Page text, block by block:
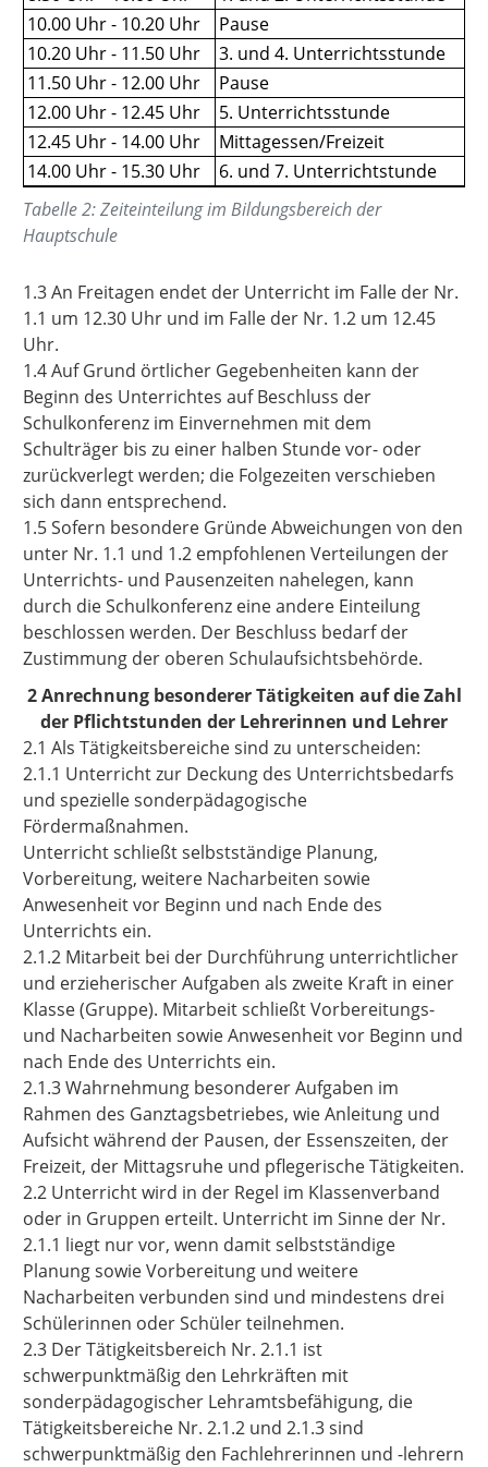
10.00 Uhr - 10.20 Uhr
Pause
10.20 Uhr - 11.50 Uhr
3. und 4. Unterrichtsstunde
11.50 Uhr - 12.00 Uhr
Pause
12.00 Uhr - 12.45 Uhr
5. Unterrichtsstunde
12.45 Uhr - 14.00 Uhr
Mittagessen/Freizeit
14.00 Uhr - 15.30 Uhr
6. und 7. Unterrichtstunde
Tabelle2:Zeiteinteilung im Bildungsbereich der
Hauptschule
1.3 An Freitagen endet der Unterricht im Falle der Nr.
1.1 um 12.30 Uhr und im Falle der Nr. 1.2 um 12.45
Uhr.
1.4 Auf Grund örtlicher Gegebenheiten kann der
Beginn des Unterrichtes auf Beschluss der
Schulkonferenz im Einvernehmen mit dem
Schulträger bis zu einer halben Stunde vor- oder
zurückverlegt werden; die Folgezeiten verschieben
sich dann entsprechend.
1.5 Sofern besondere Gründe Abweichungen von den
unter Nr. 1.1 und 1.2 empfohlenen Verteilungen der
Unterrichts- und Pausenzeiten nahelegen, kann
durch die Schulkonferenz eine andere Einteilung
beschlossen werden. Der Beschluss bedarf der
Zustimmung der oberen Schulaufsichtsbehörde.
2 Anrechnung besonderer Tätigkeiten auf die Zahl
der Pflichtstunden der Lehrerinnen und Lehrer
2.1 Als Tätigkeitsbereiche sind zu unterscheiden:
2.1.1 Unterricht zur Deckung des Unterrichtsbedarfs
und spezielle sonderpädagogische
Fördermaßnahmen.
Unterricht schließt selbstständige Planung,
Vorbereitung, weitere Nacharbeiten sowie
Anwesenheit vor Beginn und nach Ende des
Unterrichts ein.
2.1.2 Mitarbeit bei der Durchführung unterrichtlicher
und erzieherischer Aufgaben als zweite Kraft in einer
Klasse (Gruppe). Mitarbeit schließt Vorbereitungs-
und Nacharbeiten sowie Anwesenheit vor Beginn und
nach Ende des Unterrichts ein.
2.1.3 Wahrnehmung besonderer Aufgaben im
Rahmen des Ganztagsbetriebes, wie Anleitung und
Aufsicht während der Pausen, der Essenszeiten, der
Freizeit, der Mittagsruhe und pflegerische Tätigkeiten.
2.2 Unterricht wird in der Regel im Klassenverband
oder in Gruppen erteilt. Unterricht im Sinne der Nr.
2.1.1 liegt nur vor, wenn damit selbstständige
Planung sowie Vorbereitung und weitere
Nacharbeiten verbunden sind und mindestens drei
Schülerinnen oder Schüler teilnehmen.
2.3 Der Tätigkeitsbereich Nr. 2.1.1 ist
schwerpunktmäßig den Lehrkräften mit
sonderpädagogischer Lehramtsbefähigung, die
Tätigkeitsbereiche Nr. 2.1.2 und 2.1.3 sind
schwerpunktmäßig den Fachlehrerinnen und -lehrern